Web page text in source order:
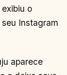
o
Instagram
aparece